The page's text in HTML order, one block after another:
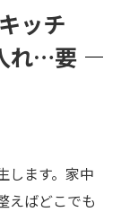
ッチ
れ…要
します。家中
えばどこでも